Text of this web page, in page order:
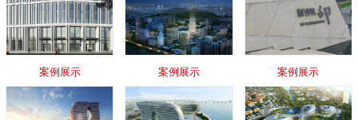
案例展示 案例展示 案例展示